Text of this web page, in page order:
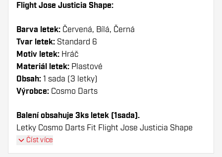
Flight Jose Justicia Shape:
Barva letek: Červená, Bílá, Černá
Tvar letek: Standard 6
Motiv letek: Hráč
Materiál letek: Plastové
Obsah: 1 sada (3 letky)
Výrobce: Cosmo Darts
Balení obsahuje 3ks letek (1sada).
Letky Cosmo Darts Fit Flight Jose Justicia Shape
mají dlouhou životnost. Tyto letky lze použít pouze s
násadky Cosmo Fit.
Číst více